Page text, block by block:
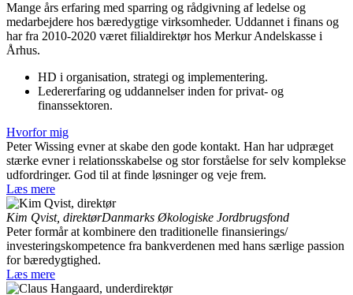
Mange års erfaring med sparring og rådgivning af ledelse og
medarbejdere hos bæredygtige virksomheder. Uddannet i finans og
har fra 2010-2020 været filialdirektør hos Merkur Andelskasse i
Århus.
HD i organisation, strategi og implementering.
Ledererfaring og uddannelser inden for privat- og
finanssektoren.
Hvorfor mig
Peter Wissing evner at skabe den gode kontakt. Han har udpræget
stærke evner i relationsskabelse og stor forståelse for selv komplekse
udfordringer. God til at finde løsninger og veje frem.
Læs mere
Kim Qvist, direktørDanmarks Økologiske Jordbrugsfond
Peter formår at kombinere den traditionelle finansierings/
investeringskompetence fra bankverdenen med hans særlige passion
for bæredygtighed.
Læs mere